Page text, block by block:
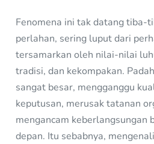
Fenomena ini tak datang tiba-
perlahan, sering luput dari
tersamarkan oleh nilai-nilai
tradisi, dan kekompakan.
sangat besar, mengganggu
keputusan, merusak tatanan
mengancam keberlangsungan
depan. Itu sebabnya,